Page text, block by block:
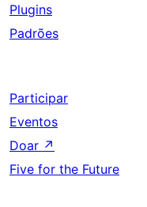
Plugins
Padrões
Participar
Eventos
Doar ↗
Five for the Future